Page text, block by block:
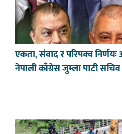
एकता, संवाद र परिपक्व
नेपाली काँग्रेस जुम्ला पाटी सचिव